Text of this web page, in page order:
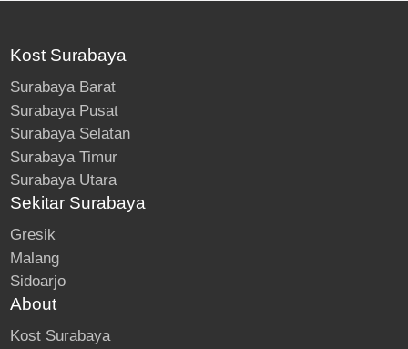
Kost Surabaya
Surabaya Barat
Surabaya Pusat
Surabaya Selatan
Surabaya Timur
Surabaya Utara
Sekitar Surabaya
Gresik
Malang
Sidoarjo
About
Kost Surabaya